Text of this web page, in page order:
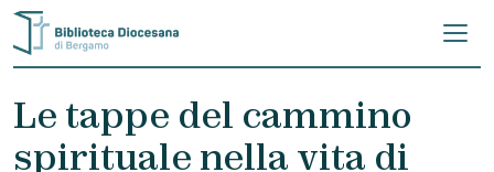
Skip to content
Le tappe del cammino
spirituale nella vita di